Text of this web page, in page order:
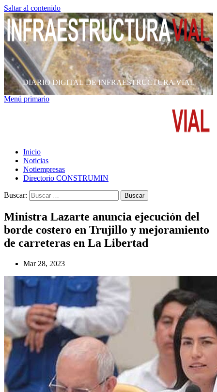
Saltar al contenido
DIARIO DIGITAL DE INFRAESTRUCTURA VIAL
Menú primario
Inicio
Noticias
Notiempresas
Directorio CONSTRUMIN
Buscar:
Ministra Lazarte anuncia ejecución del
borde costero en Trujillo y mejoramiento
de carreteras en La Libertad
Mar 28, 2023